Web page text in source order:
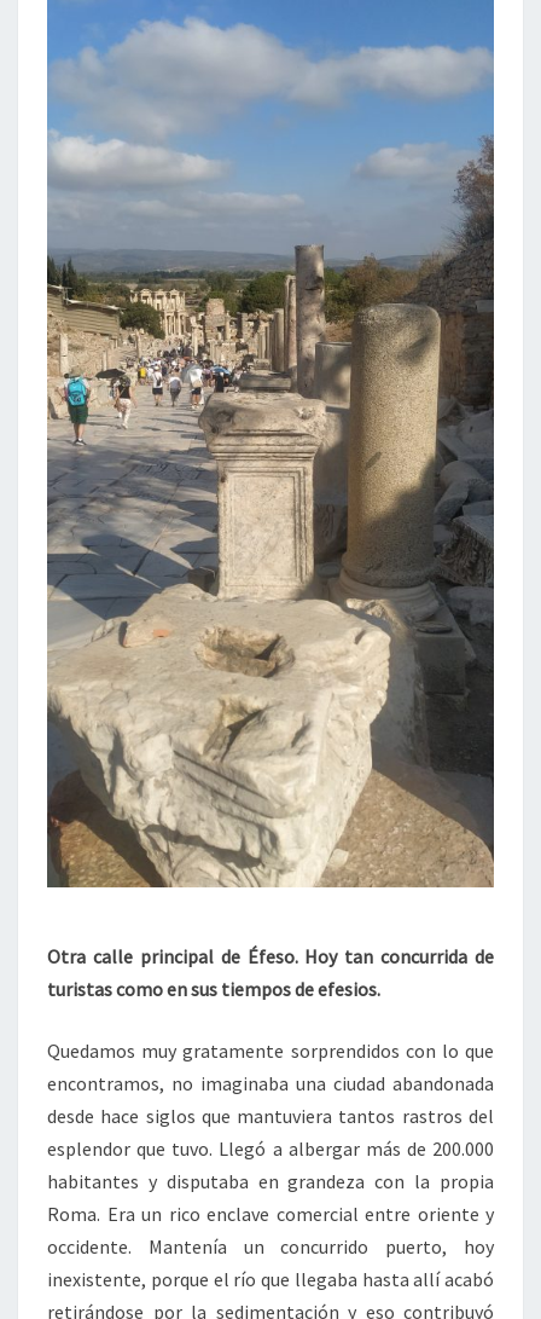
Otra calle principal de Éfeso. Hoy tan concurrida de
turistas como en sus tiempos de efesios.
Quedamos muy gratamente sorprendidos con lo que
encontramos, no imaginaba una ciudad abandonada
desde hace siglos que mantuviera tantos rastros del
esplendor que tuvo. Llegó a albergar más de 200.000
habitantes y disputaba en grandeza con la propia
Roma. Era un rico enclave comercial entre oriente y
occidente. Mantenía un concurrido puerto, hoy
inexistente, porque el río que llegaba hasta allí acabó
retirándose por la sedimentación y eso contribuyó